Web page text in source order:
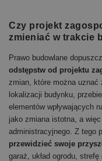
Czy projekt
zmieniać w trakcie
Prawo budowlane
odstępstw od projektu
zmian, które można uznać
lokalizacji budynku,
elementów wpływających
jako zmiana istotna, a
administracyjnego. Z tego
przewidzieć swoje
garaż, układ ogrodu,